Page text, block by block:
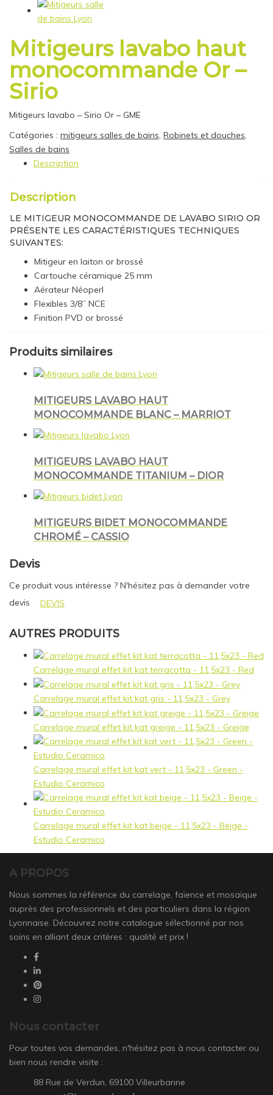
Mitigeurs lavabo haut
monocommande Or –
Sirio
Mitigeurs lavabo – Sirio Or – GME
Catégories : mitigeurs salles de bains, Robinets et douches,
Salles de bains
Description
Description
LE MITIGEUR MONOCOMMANDE DE LAVABO SIRIO OR
PRÉSENTE LES CARACTÉRISTIQUES TECHNIQUES
SUIVANTES:
Mitigeur en laiton or brossé
Cartouche céramique 25 mm
Aérateur Néoperl
Flexibles 3/8” NCE
Finition PVD or brossé
Produits similaires
MITIGEURS LAVABO HAUT
MONOCOMMANDE BLANC – MARRIOT
MITIGEURS LAVABO HAUT
MONOCOMMANDE TITANIUM – DIOR
MITIGEURS BIDET MONOCOMMANDE
CHROMÉ – CASSIO
Devis
Ce produit vous intéresse ? N'hésitez pas à demander votre
devis
DEVIS
AUTRES PRODUITS
Carrelage mural effet kit kat terracotta - 11,5x23 - Red
Carrelage mural effet kit kat gris - 11,5x23 - Grey
Carrelage mural effet kit kat greige - 11,5x23 - Greige
Carrelage mural effet kit kat vert - 11,5x23 - Green -
Estudio Ceramico
Carrelage mural effet kit kat beige - 11,5x23 - Beige -
Estudio Ceramico
A PROPOS
Nous sommes la référence du carrelage, faïence et mosaïque
auprès des professionnels et des particuliers dans la région
Lyonnaise. Découvrez notre catalogue sélectionné par nos
soins en alliant deux critères : qualité et prix !
Nous contacter
Pour toutes vos demandes, n'hésitez pas à nous contacter ou
bien nous rendre visite :
88 Rue de Verdun, 69100 Villeurbanne